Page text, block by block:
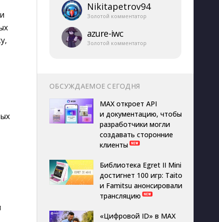
Nikitapetrov94
Золотой комментатор
azure-​iwc
Золотой комментатор
ОБСУЖДАЕМОЕ СЕГОДНЯ
MAX откроет API
и документацию, чтобы
разработчики могли
создавать сторонние
клиенты
Библиотека Egret II Mini
достигнет 100 игр: Taito
и Famitsu анонсировали
трансляцию
«Цифровой ID» в MAX